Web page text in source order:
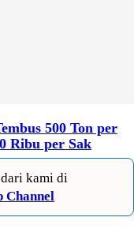
500 Ton per
Ribu per Sak
kami di
Channel